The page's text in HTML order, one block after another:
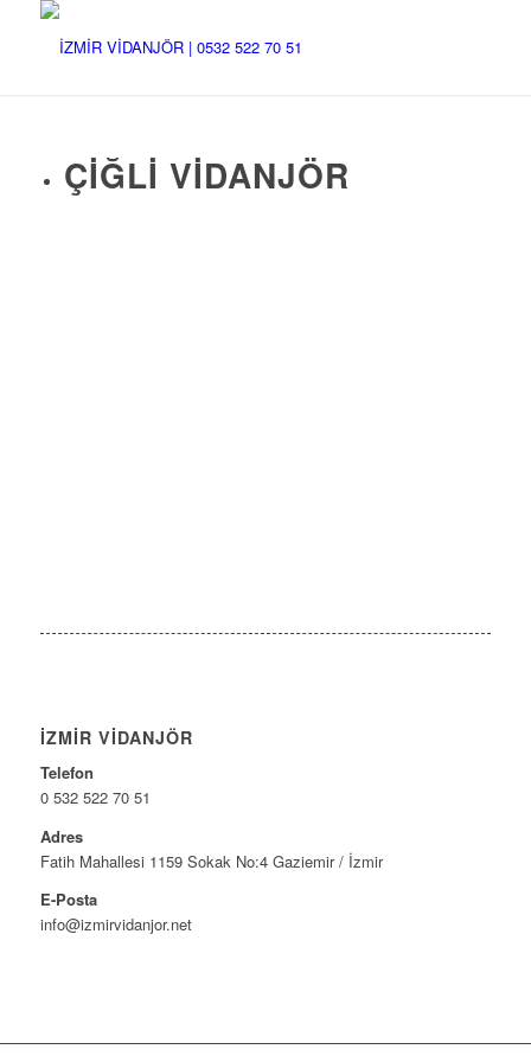
ÇIĞLI VIDANJÖR
İZMIR VIDANJÖR
Telefon
0 532 522 70 51
Adres
Fatih Mahallesi 1159 Sokak No:4 Gaziemir / İzmir
E-Posta
info@izmirvidanjor.net